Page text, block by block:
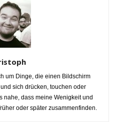
um Dinge, die einen Bildschirm
sich drücken, touchen oder
nahe, dass meine Wenigkeit und
oder später zusammenfinden.